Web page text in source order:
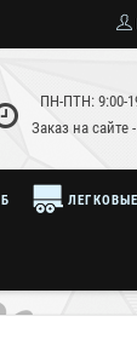
ПН-ПТН: 9:00-
Заказ на сайте